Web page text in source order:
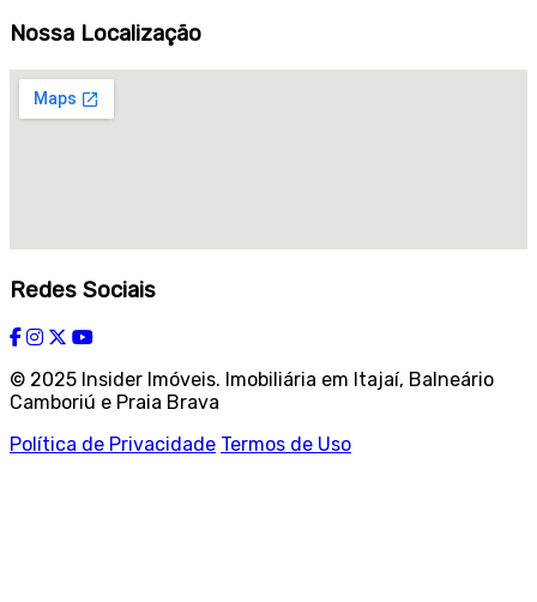
Nossa Localização
Redes Sociais
© 2025 Insider Imóveis. Imobiliária em Itajaí, Balneário
Camboriú e Praia Brava
Política de Privacidade Termos de Uso